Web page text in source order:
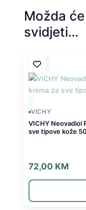
Možda
svidjeti…
VICHY
VICHY Neovadiol
sve tipove kože
72,00 KM